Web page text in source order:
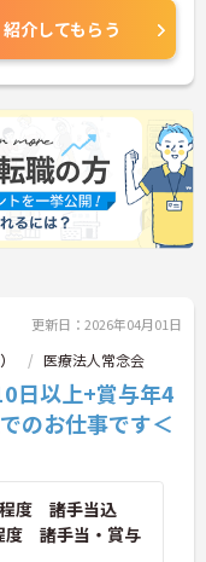
る方
お話し
紹介してもらう
更新日：2026年04月01日
医療法人常念会
日以上+賞与年4
のお仕事です＜
程度 諸手当込
度 諸手当・賞与